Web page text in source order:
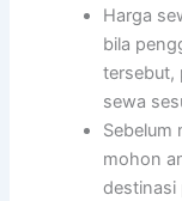
Harga
bila
tersebut,
sewa
Sebelum
mohon
destinasi